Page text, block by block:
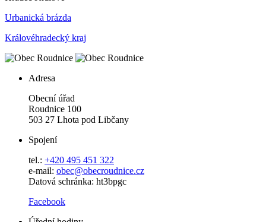
Urbanická brázda
Královéhradecký kraj
Adresa
Obecní úřad
Roudnice 100
503 27 Lhota pod Libčany
Spojení
tel.: +420 495 451 322
e-mail: obec@obecroudnice.cz
Datová schránka: ht3bpgc
Facebook